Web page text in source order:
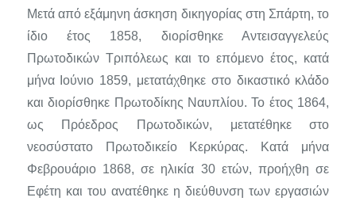
Μετά από εξάμηνη άσκηση δικηγορίας στη Σπάρτη, το
ίδιο έτος 1858, διορίσθηκε Αντεισαγγελεύς
Πρωτοδικών Τριπόλεως και το επόμενο έτος, κατά
μήνα Ιούνιο 1859, μετατάχθηκε στο δικαστικό κλάδο
και διορίσθηκε Πρωτοδίκης Ναυπλίου. Το έτος 1864,
ως Πρόε­δρος Πρωτοδικών, μετατέθηκε στο
νεοσύστατο Πρωτοδικείο Κερκύρας. Κατά μήνα
Φεβρουάριο 1868, σε ηλικία 30 ετών, προήχθη σε
Εφέ­τη και του ανατέθηκε η διεύθυνση των εργασιών